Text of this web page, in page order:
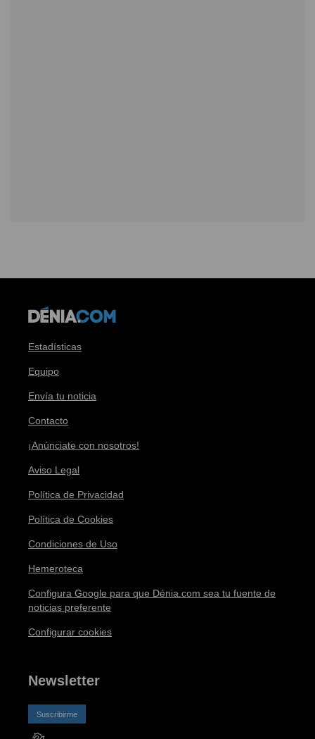
Estadísticas
Equipo
Envía tu noticia
Contacto
¡Anúnciate con nosotros!
Aviso Legal
Política de Privacidad
Política de Cookies
Condiciones de Uso
Hemeroteca
Configura Google para que Dénia.com sea tu fuente de
noticias preferente
Configurar cookies
Newsletter
Suscribirme